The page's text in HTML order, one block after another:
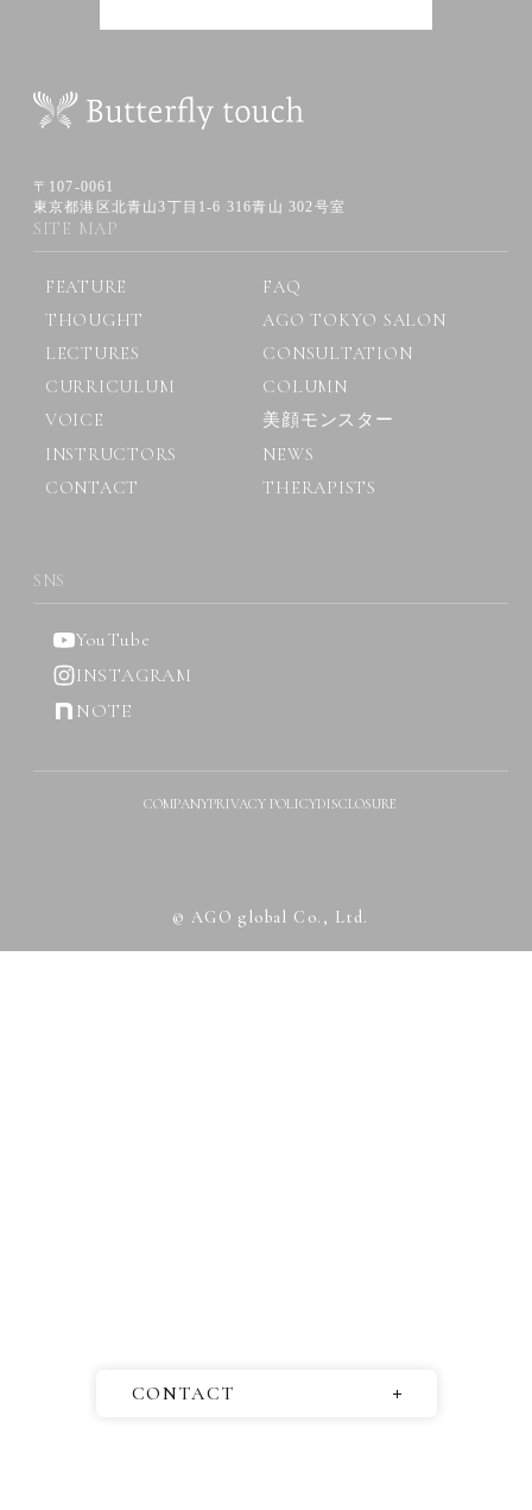
CONTACT
〒107-0061
東京都港区北青山3丁目1-6 316青山 302号室
SITE MAP
FEATURE
FAQ
THOUGHT
AGO TOKYO SALON
LECTURES
CONSULTATION
CURRICULUM
COLUMN
VOICE
美顔モンスター
INSTRUCTORS
NEWS
CONTACT
THERAPISTS
SNS
YouTube
INSTAGRAM
NOTE
COMPANYPRIVACY POLICYDISCLOSURE
© AGO global Co., Ltd.